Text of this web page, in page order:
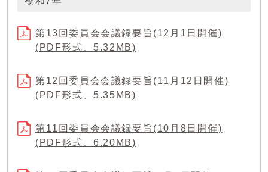
第13回委員会会議録要旨(12月1日開催)
(PDF形式、5.32MB)
第12回委員会会議録要旨(11月12日開催)
(PDF形式、5.35MB)
第11回委員会会議録要旨(10月8日開催)
(PDF形式、6.20MB)